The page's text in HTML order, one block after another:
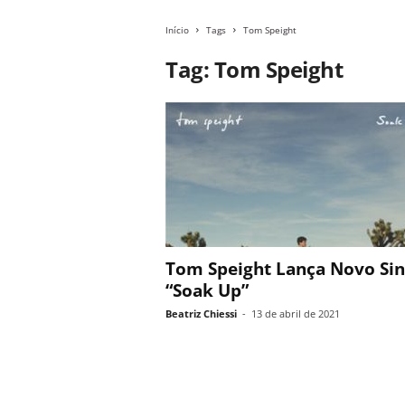
Início Tags Tom Speight
Tag: Tom Speight
Tom Speight Lança Novo
“Soak Up”
Beatriz Chiessi - 13 de abril de 2021